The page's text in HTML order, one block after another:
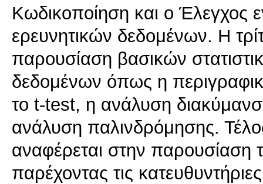
Κωδικοποίηση και ο Έλεγχος
ερευνητικών δεδομένων. Η
παρουσίαση βασικών
δεδομένων όπως η
το t-test, η ανάλυση
ανάλυση παλινδρόμησης.
αναφέρεται στην παρουσίαση
παρέχοντας τις